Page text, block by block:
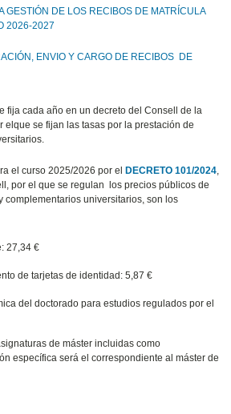
GESTIÓN DE LOS RECIBOS DE MATRÍCULA
2026-2027
ENVIO Y CARGO DE RECIBOS DE
fija cada año en un decreto del Consell de la
elque se fijan las tasas por la prestación de
el curso 2025/2026 por el DECRETO 101/2024,
por el que se regulan los precios públicos de
complementarios universitarios, son los
27,34€
de tarjetas de identidad: 5,87€
del doctorado para estudios regulados por el
de máster incluidas como
específica será el correspondiente al máster de